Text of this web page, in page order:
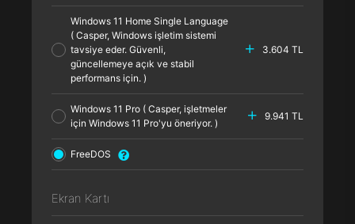
Windows 11 Home Single Language
( Casper, Windows işletim sistemi
tavsiye eder. Güvenli,
güncellemeye açık ve stabil
performans için. )
3.604 TL
Windows 11 Pro ( Casper, işletmeler
için Windows 11 Pro'yu öneriyor. )
9.941 TL
FreeDOS
Ekran Kartı